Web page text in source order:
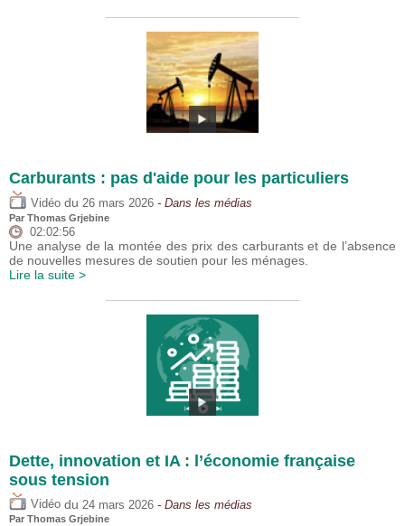
Carburants : pas d'aide pour les particuliers
Vidéo du 26 mars 2026 - Dans les médias
Par Thomas Grjebine
02:02:56
Une analyse de la montée des prix des carburants et de l’absence
de nouvelles mesures de soutien pour les ménages.
Lire la suite >
Dette, innovation et IA : l’économie française
sous tension
Vidéo du 24 mars 2026 - Dans les médias
Par Thomas Grjebine